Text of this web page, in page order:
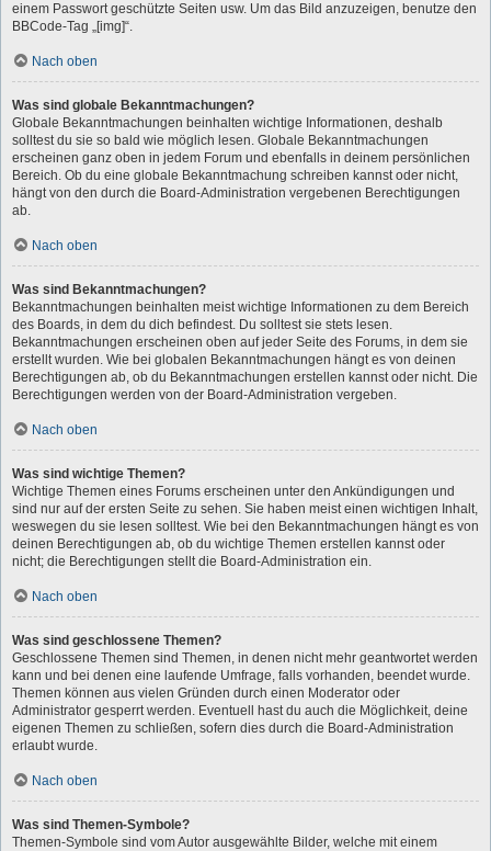
einem Passwort geschützte Seiten usw. Um das Bild anzuzeigen, benutze den
BBCode-Tag „[img]“.
Nach oben
Was sind globale Bekanntmachungen?
Globale Bekanntmachungen beinhalten wichtige Informationen, deshalb
solltest du sie so bald wie möglich lesen. Globale Bekanntmachungen
erscheinen ganz oben in jedem Forum und ebenfalls in deinem persönlichen
Bereich. Ob du eine globale Bekanntmachung schreiben kannst oder nicht,
hängt von den durch die Board-Administration vergebenen Berechtigungen
ab.
Nach oben
Was sind Bekanntmachungen?
Bekanntmachungen beinhalten meist wichtige Informationen zu dem Bereich
des Boards, in dem du dich befindest. Du solltest sie stets lesen.
Bekanntmachungen erscheinen oben auf jeder Seite des Forums, in dem sie
erstellt wurden. Wie bei globalen Bekanntmachungen hängt es von deinen
Berechtigungen ab, ob du Bekanntmachungen erstellen kannst oder nicht. Die
Berechtigungen werden von der Board-Administration vergeben.
Nach oben
Was sind wichtige Themen?
Wichtige Themen eines Forums erscheinen unter den Ankündigungen und
sind nur auf der ersten Seite zu sehen. Sie haben meist einen wichtigen Inhalt,
weswegen du sie lesen solltest. Wie bei den Bekanntmachungen hängt es von
deinen Berechtigungen ab, ob du wichtige Themen erstellen kannst oder
nicht; die Berechtigungen stellt die Board-Administration ein.
Nach oben
Was sind geschlossene Themen?
Geschlossene Themen sind Themen, in denen nicht mehr geantwortet werden
kann und bei denen eine laufende Umfrage, falls vorhanden, beendet wurde.
Themen können aus vielen Gründen durch einen Moderator oder
Administrator gesperrt werden. Eventuell hast du auch die Möglichkeit, deine
eigenen Themen zu schließen, sofern dies durch die Board-Administration
erlaubt wurde.
Nach oben
Was sind Themen-Symbole?
Themen-Symbole sind vom Autor ausgewählte Bilder, welche mit einem